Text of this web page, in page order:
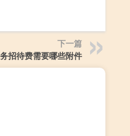
下一篇
招待费需要哪些附件